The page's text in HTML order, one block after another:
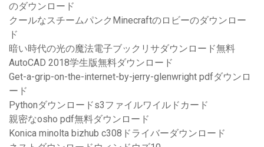
のダウンロード
クールなスチームパンクMinecraftのロビーのダウンロー
ド
暗い時代の光の魔法電子ブックリサダウンロード無料
AutoCAD 2018学生版無料ダウンロード
Get-a-grip-on-the-internet-by-jerry-glenwright pdfダウンロ
ード
Pythonダウンロードs3ファイルワイルドカード
親密なosho pdf無料ダウンロード
Konica minolta bizhub c308ドライバーダウンロード